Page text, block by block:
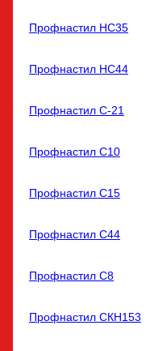
Профнастил НС35
Профнастил НС44
Профнастил С-21
Профнастил С10
Профнастил С15
Профнастил С44
Профнастил С8
Профнастил СКН153